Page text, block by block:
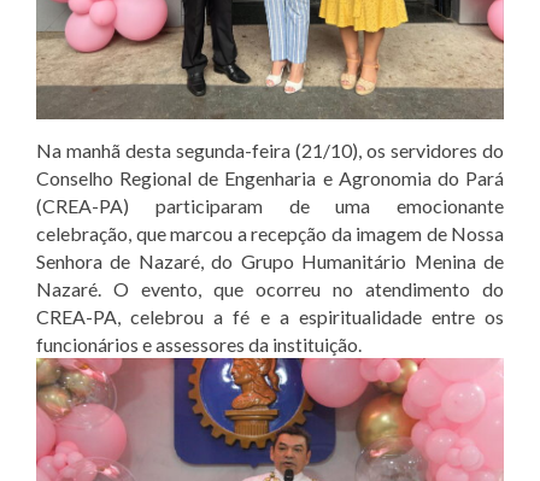
Na manhã desta segunda-feira (21/10), os servidores do
Conselho Regional de Engenharia e Agronomia do Pará
(CREA-PA) participaram de uma emocionante
celebração, que marcou a recepção da imagem de Nossa
Senhora de Nazaré, do Grupo Humanitário Menina de
Nazaré. O evento, que ocorreu no atendimento do
CREA-PA, celebrou a fé e a espiritualidade entre os
funcionários e assessores da instituição.